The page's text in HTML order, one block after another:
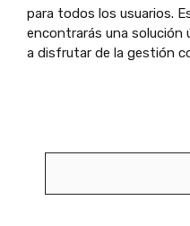
para todos los usuarios.
encontrarás una solución
a disfrutar de la gestión